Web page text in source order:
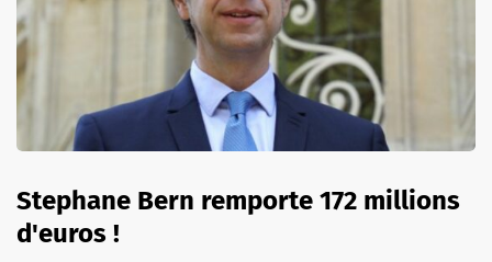
Stephane Bern remporte 172 millions
d'euros !